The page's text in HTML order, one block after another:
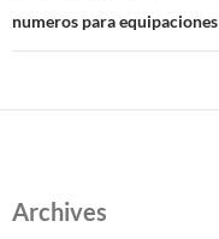
numeros para equipaciones
Archives